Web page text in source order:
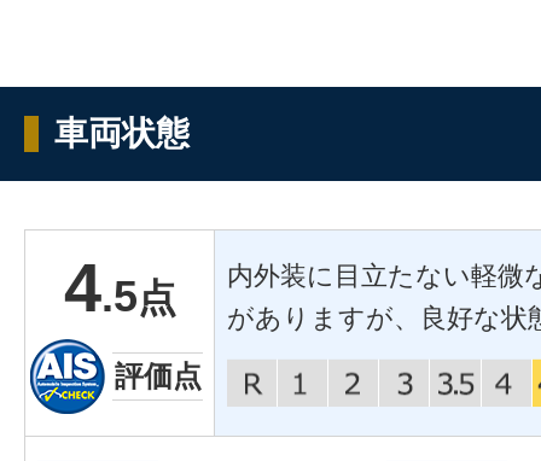
車両状態
4.5点
評価点
内外装に目立たない軽微
がありますが、良好な状